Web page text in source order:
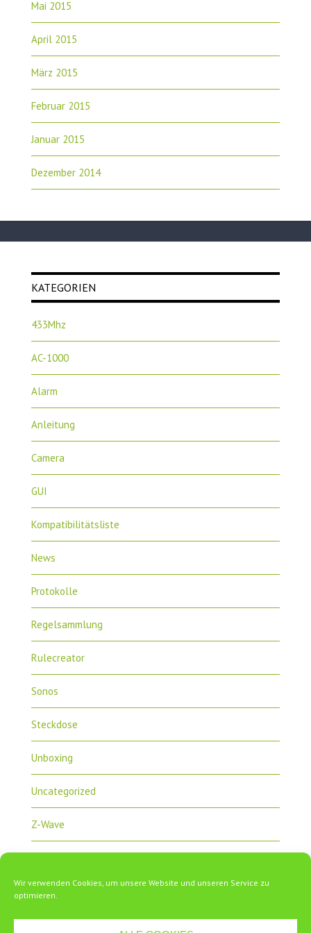
Wir verwenden Cookies, um unsere Website und unseren Service zu
optimieren.
Mai 2015
April 2015
März 2015
Februar 2015
Januar 2015
Dezember 2014
KATEGORIEN
433Mhz
AC-1000
Alarm
Anleitung
Camera
GUI
Kompatibilitätsliste
News
Protokolle
Regelsammlung
Rulecreator
Sonos
Steckdose
Unboxing
Uncategorized
Z-Wave
ZipaTile